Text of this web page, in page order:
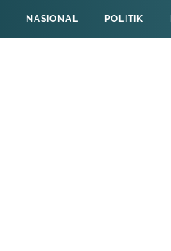
NASIONAL POLITIK